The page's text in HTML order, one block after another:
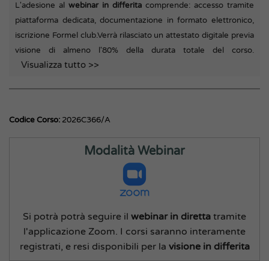
L'adesione al webinar in differita comprende: accesso tramite
piattaforma dedicata, documentazione in formato elettronico,
iscrizione Formel club.Verrà rilasciato un attestato digitale previa
visione di almeno l'80% della durata totale del corso.
Visualizza tutto >>
Codice Corso: 2026C366/A
Modalità Webinar
Si potrà potrà seguire il webinar in diretta tramite
l'applicazione Zoom. I corsi saranno interamente
registrati, e resi disponibili per la visione in differita